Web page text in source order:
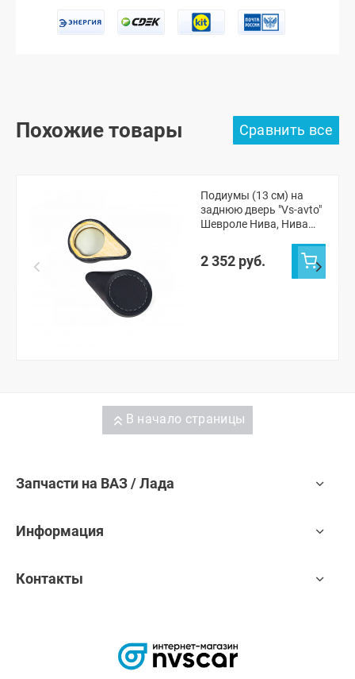
Похожие товары
Подиумы (13 см) на
заднюю дверь "Vs-avto"
Шевроле Нива, Нива
2 352 руб.
В начало страницы
Запчасти на ВАЗ / Лада
Информация
Контакты